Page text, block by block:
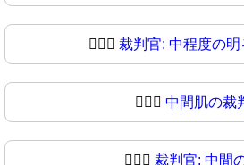
🧑🏼‍⚖ 裁判官: 中程度の
🧑🏽‍⚖️ 中間肌の裁
🧑🏽‍⚖ 裁判官: 中間